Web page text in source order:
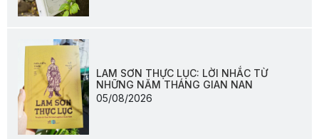
LAM SƠN THỰC LỤC: LỜI NHẮC TỪ
NHỮNG NĂM THÁNG GIAN NAN
05/08/2026